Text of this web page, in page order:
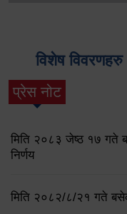
विशेष विवरणहरु
प्रेस नोट
मिति २०८३ जेष्ठ १७ गते
निर्णय
मिति २०८२/८/२१ गते